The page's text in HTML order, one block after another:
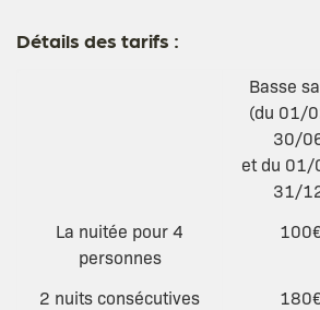
Détails des tarifs :
Basse
(du 01/
30/
et du 01/
31/
La nuitée pour 4
personnes
2 nuits consécutives